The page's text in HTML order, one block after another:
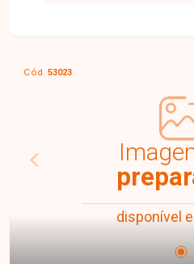
Proprietário estuda
de reforma, possibilitando
a necessidade do futuro locatário.
contato para mais
visita para conhecer esta
Cód. 53023
disponível